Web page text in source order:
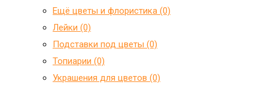
Ещё цветы и флористика (0)
Лейки (0)
Подставки под цветы (0)
Топиарии (0)
Украшения для цветов (0)